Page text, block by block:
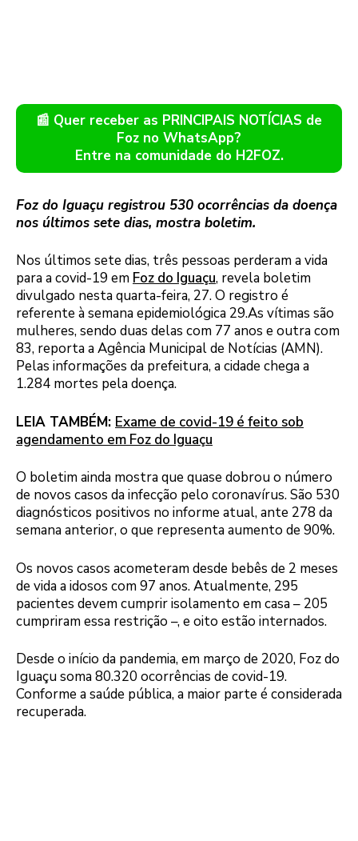
📰 Quer receber as PRINCIPAIS NOTÍCIAS de
Foz no WhatsApp?
Entre na comunidade do H2FOZ.
Foz do Iguaçu registrou 530 ocorrências da doença
nos últimos sete dias, mostra boletim.
Nos últimos sete dias, três pessoas perderam a vida
para a covid-19 em Foz do Iguaçu, revela boletim
divulgado nesta quarta-feira, 27. O registro é
referente à semana epidemiológica 29.As vítimas são
mulheres, sendo duas delas com 77 anos e outra com
83, reporta a Agência Municipal de Notícias (AMN).
Pelas informações da prefeitura, a cidade chega a
1.284 mortes pela doença.
LEIA TAMBÉM: Exame de covid-19 é feito sob
agendamento em Foz do Iguaçu
O boletim ainda mostra que quase dobrou o número
de novos casos da infecção pelo coronavírus. São 530
diagnósticos positivos no informe atual, ante 278 da
semana anterior, o que representa aumento de 90%.
Os novos casos acometeram desde bebês de 2 meses
de vida a idosos com 97 anos. Atualmente, 295
pacientes devem cumprir isolamento em casa – 205
cumpriram essa restrição –, e oito estão internados.
Desde o início da pandemia, em março de 2020, Foz do
Iguaçu soma 80.320 ocorrências de covid-19.
Conforme a saúde pública, a maior parte é considerada
recuperada.